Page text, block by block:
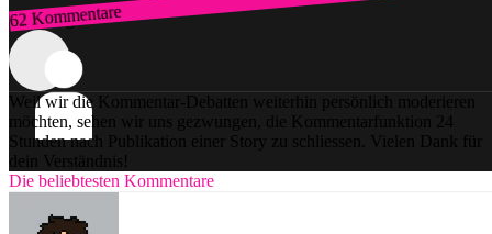
62 Kommentare
Zum Login
Weil wir die Kommentar-Debatten weiterhin persönlich moderieren
möchten, sehen wir uns gezwungen, die Kommentarfunktion 24
Stunden nach Publikation einer Story zu schliessen. Vielen Dank für
dein Verständnis!
Die beliebtesten Kommentare